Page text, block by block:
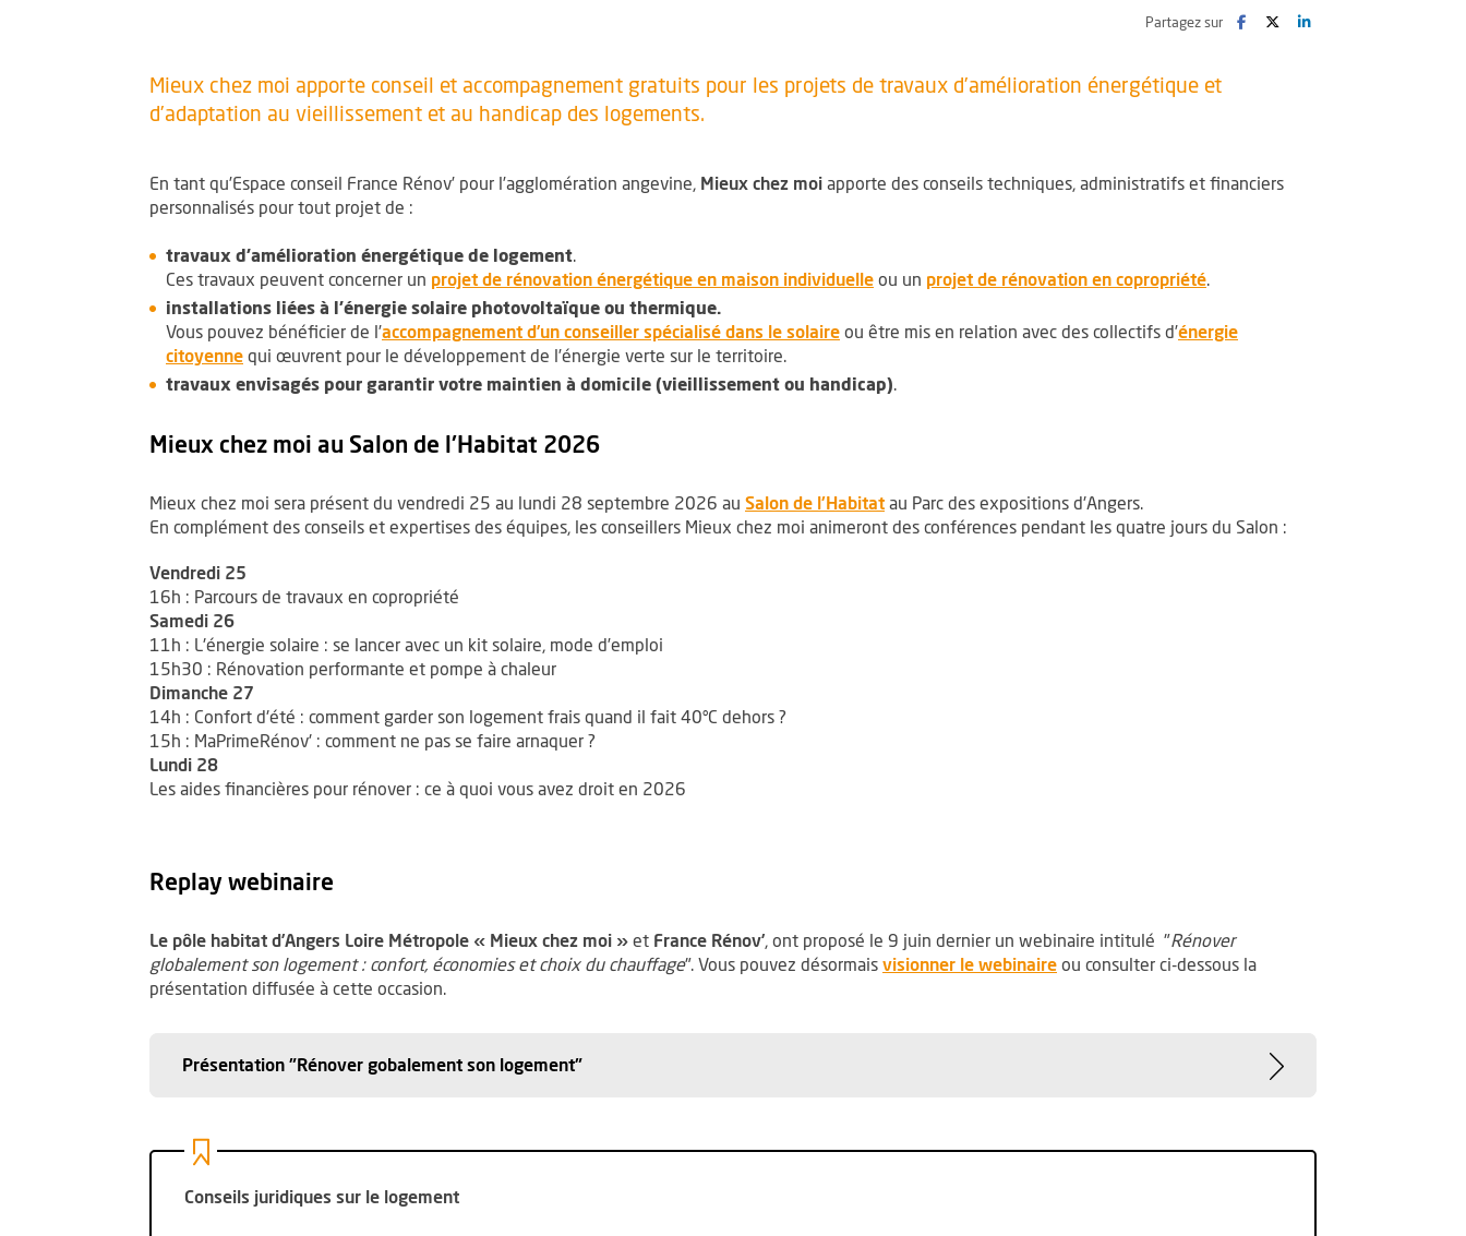
Partagez sur Facebook
, Ouvre une nouvelle fenêtre
Twitter
, Ouvre une nouvelle fenêtre
LinkedIn
, Ouvre une nouvelle
Mieux chez moi apporte conseil et accompagnement gratuits pour les projets de travaux d’amélioration énergétique et
d’adaptation au vieillissement et au handicap des logements.
En tant qu’Espace conseil France Rénov’ pour l’agglomération angevine, Mieux chez moi apporte des conseils techniques, administratifs et financiers
personnalisés pour tout projet de :
travaux d’amélioration énergétique de logement.
Ces travaux peuvent concerner un projet de rénovation énergétique en maison individuelle ou un projet de rénovation en copropriété.
installations liées à l’énergie solaire photovoltaïque ou thermique.
Vous pouvez bénéficier de l’accompagnement d’un conseiller spécialisé dans le solaire ou être mis en relation avec des collectifs d’énergie
citoyenne qui œuvrent pour le développement de l’énergie verte sur le territoire.
travaux envisagés pour garantir votre maintien à domicile (vieillissement ou handicap).
Mieux chez moi au Salon de l'Habitat 2026
Mieux chez moi sera présent du vendredi 25 au lundi 28 septembre 2026 au Salon de l'Habitat, Ouvre une nouvelle fenêtre
au Parc des expositions d'Angers.
En complément des conseils et expertises des équipes, les conseillers Mieux chez moi animeront des conférences pendant les quatre jours du Salon :
Vendredi 25
16h : Parcours de travaux en copropriété
Samedi 26
11h : L'énergie solaire : se lancer avec un kit solaire, mode d’emploi
15h30 : Rénovation performante et pompe à chaleur
Dimanche 27
14h : Confort d'été : comment garder son logement frais quand il fait 40°C dehors ?
15h : MaPrimeRénov' : comment ne pas se faire arnaquer ?
Lundi 28
Les aides financières pour rénover : ce à quoi vous avez droit en 2026
Replay webinaire
Le pôle habitat d’Angers Loire Métropole « Mieux chez moi » et France Rénov’, ont proposé le 9 juin dernier un webinaire intitulé "Rénover
globalement son logement : confort, économies et choix du chauffage". Vous pouvez désormais visionner le webinaire, Ouvre une nouvelle fenêtre
ou consulter ci-dessous la
présentation diffusée à cette occasion.
Présentation "Rénover gobalement son logement"
Conseils juridiques sur le logement